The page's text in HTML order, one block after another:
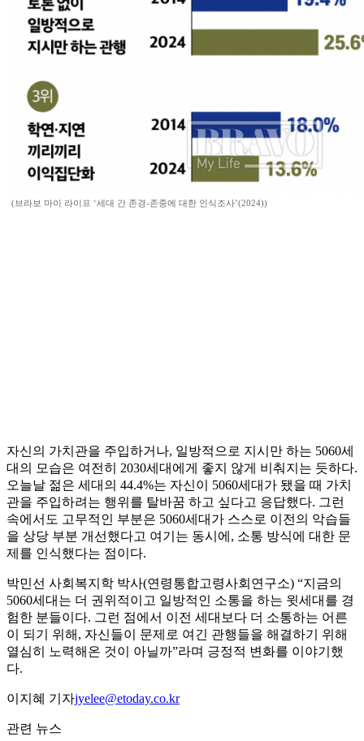
(브라보 마이 라이프 ‘세대 간 존경-존중에 대한 인식조사’(2024))
자신의 가치관을 주입하거나, 일방적으로 지시만 하는 5060세
대의 모습은 여전히 2030세대에게 좋지 않게 비춰지는 듯하다.
오늘날 젊은 세대의 44.4%는 자신이 5060세대가 됐을 때 가치
관을 주입하려는 행위를 탈바꿈 하고 싶다고 응답했다. 그런
속에서도 고무적인 부분은 5060세대가 스스로 이전의 악습들
을 상당 부분 개선했다고 여기는 동시에, 소통 방식에 대한 문
제를 인식했다는 점이다.
박민선 사회복지학 박사(연령통합고령사회연구소) “지금의
5060세대는 더 권위적이고 일방적인 소통을 하는 윗세대를 경
험한 분들이다. 그런 점에서 이전 세대보다 더 소통하는 어른
이 되기 위해, 자신들이 문제로 여긴 관행들을 해결하기 위해
열심히 노력해온 것이 아닐까”라며 긍정적 변화를 이야기했
다.
이지혜 기자jyelee@etoday.co.kr
관련 뉴스